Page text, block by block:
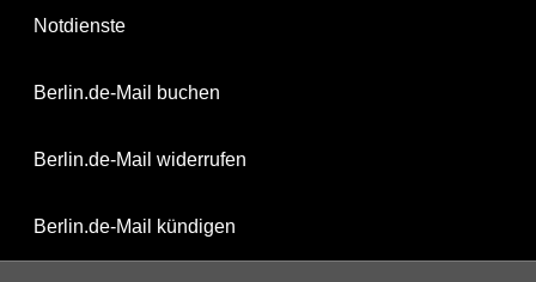
Notdienste
Berlin.de-Mail buchen
Berlin.de-Mail widerrufen
Berlin.de-Mail kündigen